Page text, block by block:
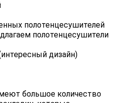
полотенцесушителей
полотенцесушители
дизайн)
большое количество